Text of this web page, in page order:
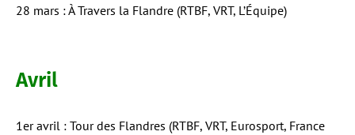
28 mars : À Travers la Flandre (RTBF, VRT, L’Équipe)
Avril
1er avril : Tour des Flandres (RTBF, VRT, Eurosport, France